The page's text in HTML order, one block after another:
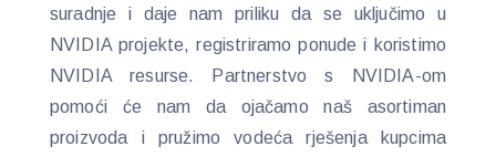
suradnje i daje nam priliku da se uključimo u
NVIDIA projekte, registriramo ponude i koristimo
NVIDIA resurse. Partnerstvo s NVIDIA-om
pomoći će nam da ojačamo naš asortiman
proizvoda i pružimo vodeća rješenja kupcima